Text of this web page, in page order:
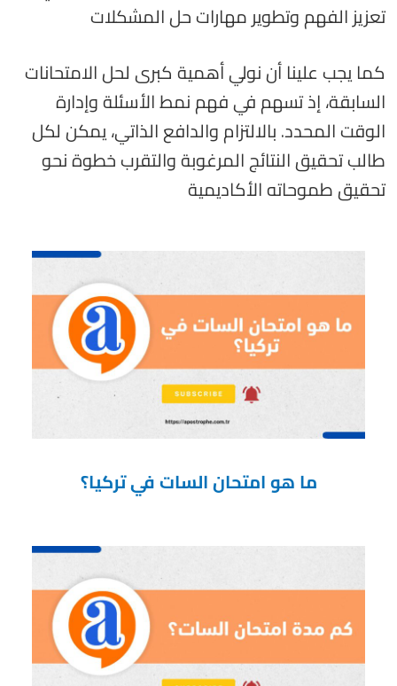
تعزيز الفهم وتطوير مهارات حل المشكلات
كما يجب علينا أن نولي أهمية كبرى لحل الامتحانات
السابقة، إذ تسهم في فهم نمط الأسئلة وإدارة
الوقت المحدد. بالالتزام والدافع الذاتي، يمكن لكل
طالب تحقيق النتائج المرغوبة والتقرب خطوة نحو
تحقيق طموحاته الأكاديمية
ما هو امتحان السات في تركيا؟